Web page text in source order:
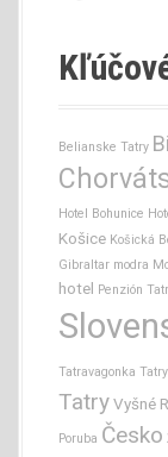
Belianske Tatry
Hotel Bohunice
Košice Košická
Gibraltar modra
hotel
Penzión
Tatravagonka Tatry
Tatry Vyšné
Poruba Česko